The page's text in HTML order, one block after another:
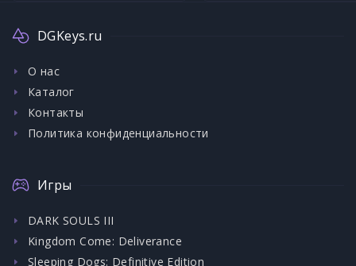
DGKeys.ru
О нас
Каталог
Контакты
Политика конфиденциальности
Игры
DARK SOULS III
Kingdom Come: Deliverance
Sleeping Dogs: Definitive Edition